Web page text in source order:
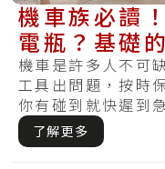
機車族必讀
電瓶？基礎
機車是許多人不可
工具出問題，按時
你有碰到就快遲到
怎麼.....
了解更多